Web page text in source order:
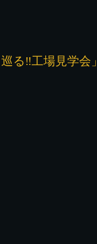
る‼工場見学会」